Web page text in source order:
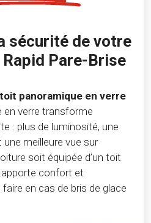
sécurité de votre
Pare-Brise
panoramique en verre
en verre transforme
: plus de luminosité, une
meilleure vue sur
soit équipée d’un toit
apporte confort et
en cas de bris de glace